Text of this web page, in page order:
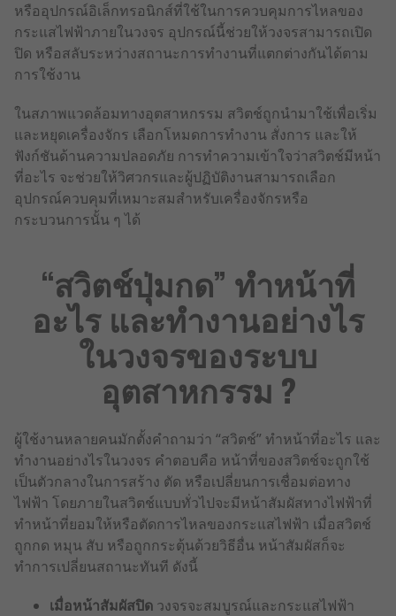
หรืออุปกรณ์อิเล็กทรอนิกส์ที่ใช้ในการควบคุมการไหลของ
กระแสไฟฟ้าภายในวงจร อุปกรณ์นี้ช่วยให้วงจรสามารถเปิด
ปิด หรือสลับระหว่างสถานะการทำงานที่แตกต่างกันได้ตาม
การใช้งาน
ในสภาพแวดล้อมทางอุตสาหกรรม สวิตช์ถูกนำมาใช้เพื่อเริ่ม
และหยุดเครื่องจักร เลือกโหมดการทำงาน สั่งการ และให้
ฟังก์ชันด้านความปลอดภัย การทำความเข้าใจว่าสวิตช์มีหน้า
ที่อะไร จะช่วยให้วิศวกรและผู้ปฏิบัติงานสามารถเลือก
อุปกรณ์ควบคุมที่เหมาะสมสำหรับเครื่องจักรหรือ
กระบวนการนั้น ๆ ได้
“สวิตช์ปุ่มกด” ทำหน้าที่
อะไร และทำงานอย่างไร
ในวงจรของระบบ
อุตสาหกรรม ?
ผู้ใช้งานหลายคนมักตั้งคำถามว่า “สวิตช์” ทำหน้าที่อะไร และ
ทำงานอย่างไรในวงจร คำตอบคือ หน้าที่ของสวิตช์จะถูกใช้
เป็นตัวกลางในการสร้าง ตัด หรือเปลี่ยนการเชื่อมต่อทาง
ไฟฟ้า โดยภายในสวิตช์แบบทั่วไปจะมีหน้าสัมผัสทางไฟฟ้าที่
ทำหน้าที่ยอมให้หรือตัดการไหลของกระแสไฟฟ้า เมื่อสวิตช์
ถูกกด หมุน สับ หรือถูกกระตุ้นด้วยวิธีอื่น หน้าสัมผัสก็จะ
ทำการเปลี่ยนสถานะทันที ดังนี้
เมื่อหน้าสัมผัสปิด วงจรจะสมบูรณ์และกระแสไฟฟ้า